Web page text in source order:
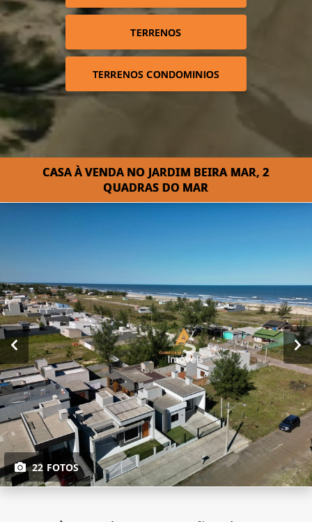
TERRENOS
TERRENOS CONDOMINIOS
CASA À VENDA NO JARDIM BEIRA MAR, 2
QUADRAS DO MAR
22 FOTOS